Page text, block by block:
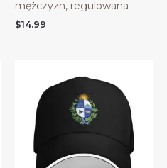
mężczyzn, regulowana
$14.99